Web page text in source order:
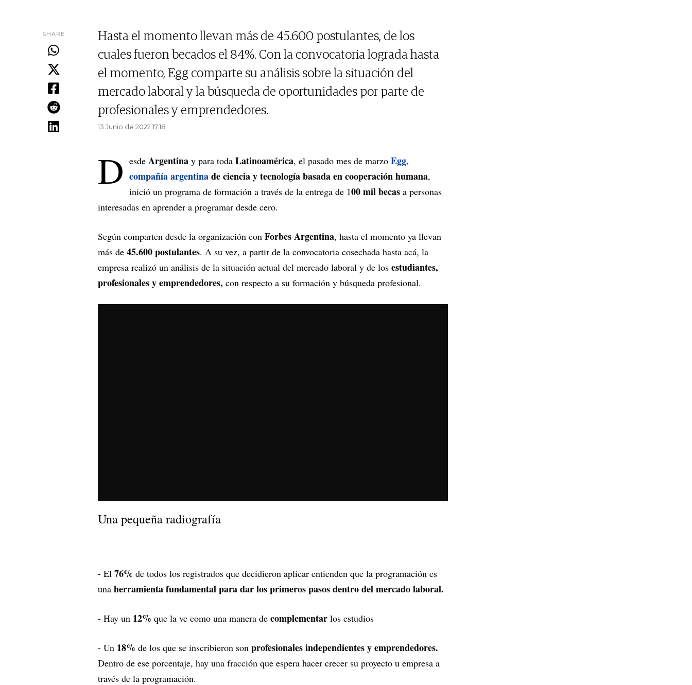
SHARE
Hasta el momento llevan más de 45.600 postulantes, de los
cuales fueron becados el 84%. Con la convocatoria lograda hasta
el momento, Egg comparte su análisis sobre la situación del
mercado laboral y la búsqueda de oportunidades por parte de
profesionales y emprendedores.
13 Junio de 2022 17.18
D esde Argentina y para toda Latinoamérica, el pasado mes de marzo Egg,
compañía argentinade ciencia y tecnología basada en cooperación humana,
inició un programa de formación a través de la entrega de 100 mil becas a personas
interesadas en aprender a programar desde cero.
Según comparten desde la organización con Forbes Argentina, hasta el momento ya llevan
más de 45.600 postulantes. A su vez, a partir de la convocatoria cosechada hasta acá, la
empresa realizó un análisis de la situación actual del mercado laboral y de los estudiantes,
profesionales y emprendedores, con respecto a su formación y búsqueda profesional.
Una pequeña radiografía
- El 76% de todos los registrados que decidieron aplicar entienden que la programación es
una herramienta fundamental para dar los primeros pasos dentro del mercado laboral.
- Hay un 12% que la ve como una manera de complementar los estudios
- Un 18% de los que se inscribieron son profesionales independientes y emprendedores.
Dentro de ese porcentaje, hay una fracción que espera hacer crecer su proyecto u empresa a
través de la programación.